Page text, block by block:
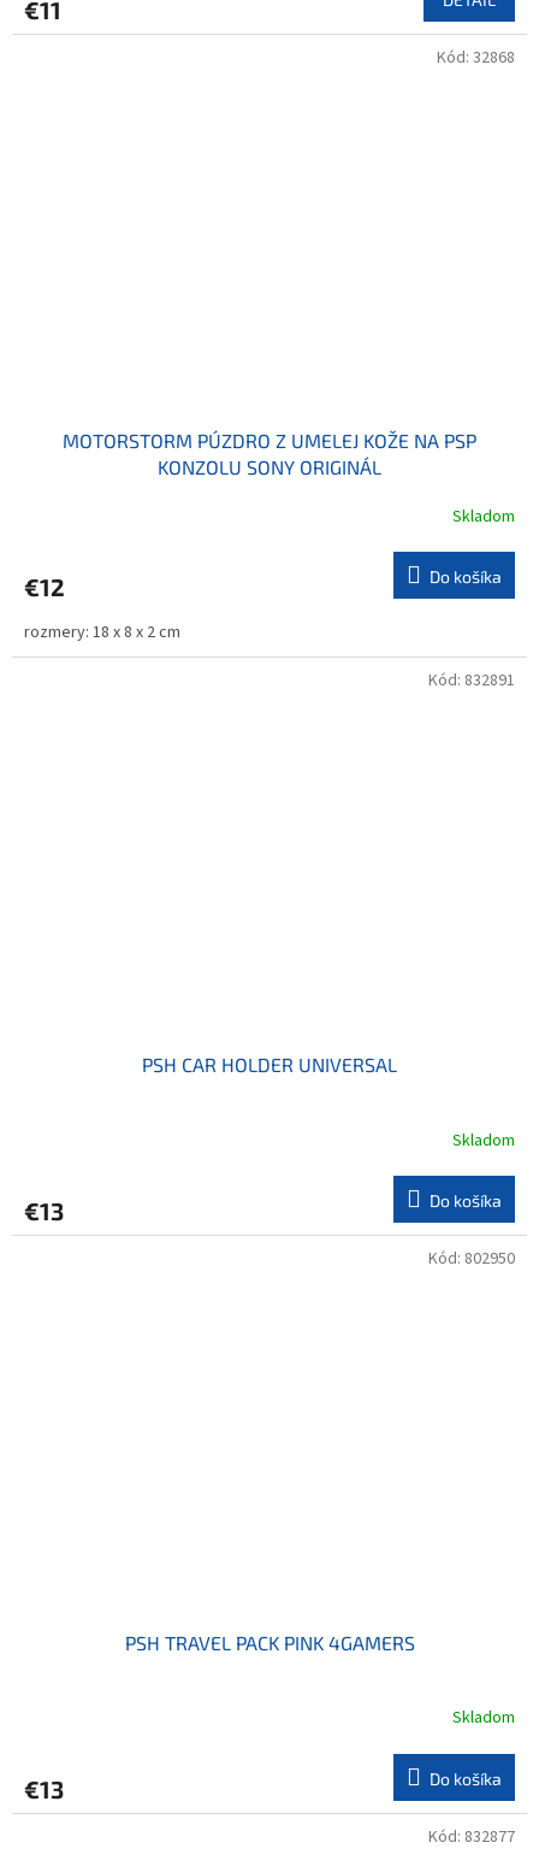
€11
MOTORSTORM PÚZDRO Z UMELEJ KOŽE NA PSP
KONZOLU SONY ORIGINÁL
Skladom
€12 Do košíka
rozmery: 18 x 8 x 2 cm
Kód: 32868
PSH CAR HOLDER UNIVERSAL
Skladom
€13 Do košíka
Kód: 832891
PSH TRAVEL PACK PINK 4GAMERS
Skladom
€13 Do košíka
Kód: 802950
Kód: 832877